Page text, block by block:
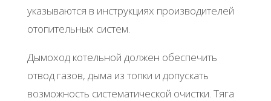
указываются в инструкциях производителей
отопительных систем.
Дымоход котельной должен обеспечить
отвод газов, дыма из топки и допускать
возможность систематической очистки. Тяга